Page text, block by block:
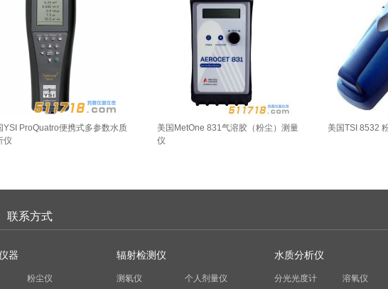
YSI ProQuatro便携式多参数水质
仪
美国MetOne 831气溶胶（粉尘）测量
仪
美国TSI 8532
联系方式
器
粉尘仪
辐射检测仪
测氡仪 个人剂量仪
水质分析仪
分光光度计 溶氧仪